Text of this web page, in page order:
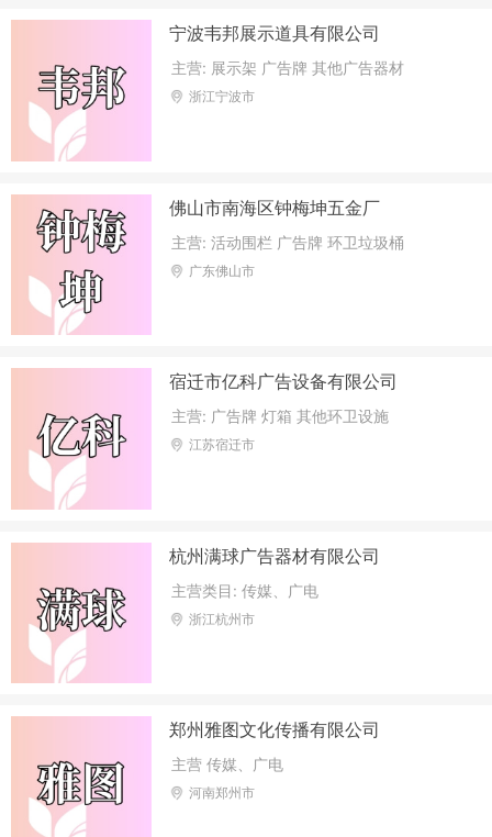
宁波韦邦展示道具有限公司
主营: 展示架 广告牌 其他广告器材
浙江宁波市
佛山市南海区钟梅坤五金厂
主营: 活动围栏 广告牌 环卫垃圾桶
广东佛山市
宿迁市亿科广告设备有限公司
主营: 广告牌 灯箱 其他环卫设施
江苏宿迁市
杭州满球广告器材有限公司
主营类目: 传媒、广电
浙江杭州市
郑州雅图文化传播有限公司
主营 传媒、广电
河南郑州市